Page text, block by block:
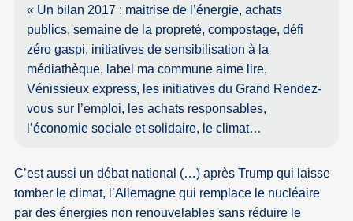
« Un bilan 2017 : maitrise de l’énergie, achats
publics, semaine de la propreté, compostage, défi
zéro gaspi, initiatives de sensibilisation à la
médiathèque, label ma commune aime lire,
Vénissieux express, les initiatives du Grand Rendez-
vous sur l’emploi, les achats responsables,
l’économie sociale et solidaire, le climat…
C’est aussi un débat national (…) après Trump qui laisse
tomber le climat, l’Allemagne qui remplace le nucléaire
par des énergies non renouvelables sans réduire le